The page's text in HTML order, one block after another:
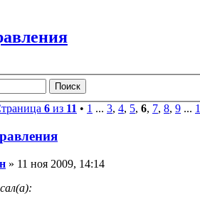
6 из 11 • 1 ... 3, 4, 5, 6, 7, 8, 9 ...
» 11 ноя 2009, 14:14